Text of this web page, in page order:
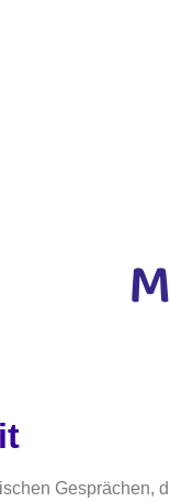
Gesprächen,